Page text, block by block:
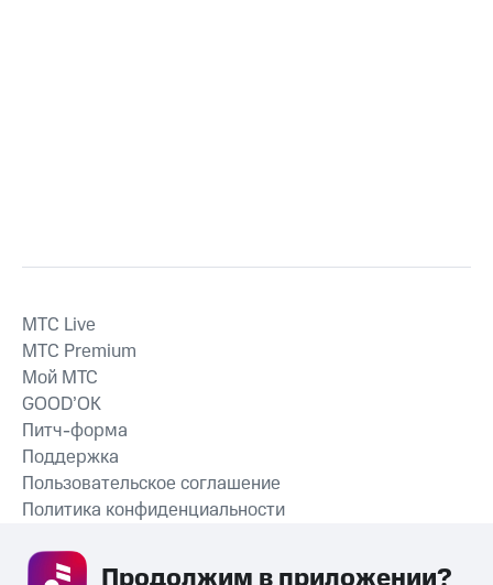
СКАЧАТЬ ПРИЛОЖЕНИЕ
MTС Live
MTС Premium
Мой МТС
GOOD’OK
Питч-форма
Поддержка
Пользовательское соглашение
Политика конфиденциальности